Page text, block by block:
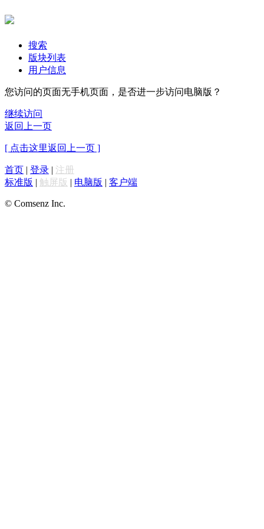
搜索
版块列表
用户信息
您访问的页面无手机页面，是否进一步访问电脑版？
继续访问
返回上一页
[ 点击这里返回上一页 ]
首页 | 登录 | 注册
标准版 | 触屏版 | 电脑版 | 客户端
© Comsenz Inc.